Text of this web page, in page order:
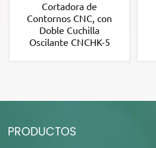
Cortadora de
Contornos CNC, con
Doble Cuchilla
Oscilante CNCHK-5
PRODUCTOS